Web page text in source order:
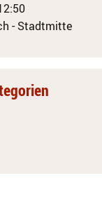
- Stadtmitte